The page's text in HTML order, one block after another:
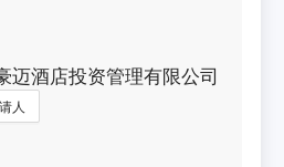
迈酒店投资管理有限公司
人